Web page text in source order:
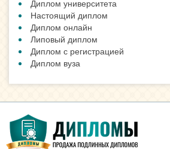
Диплом университета
Настоящий диплом
Диплом онлайн
Липовый диплом
Диплом с регистрацией
Диплом вуза